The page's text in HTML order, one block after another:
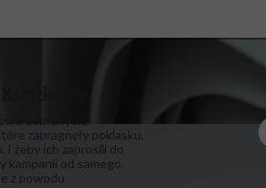
dobranych,
zapragnęły poklasku,
I żeby ich zaprosili do
kampanii od samego
z powodu